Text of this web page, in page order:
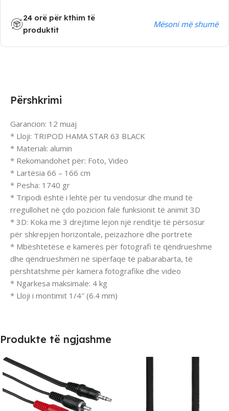
24 orë për kthim të
produktit
Mësoni më shumë
Përshkrimi
Garancion: 12 muaj
* Lloji: TRIPOD HAMA STAR 63 BLACK
* Materiali: alumin
* Rekomandohet për: Foto, Video
* Lartësia 66 – 166 cm
* Pesha: 1740 gr
* Tripodi është i lehtë për tu vendosur dhe mund të
rregullohet në çdo pozicion falë funksionit të animit 3D
* 3D: Koka me 3 drejtime lejon një renditje të përsosur
për shkrepjen horizontale, peizazhore dhe portrete
* Mbështetëse e kamerës për fotografi të qëndrueshme
dhe qëndrueshmëri në sipërfaqe të pabarabarta, të
përshtatshme për kamera fotografike dhe video
* Ngarkesa maksimale: 4 kg
* Lloji i montimit 1/4″ (6.4 mm)
Produkte të ngjashme